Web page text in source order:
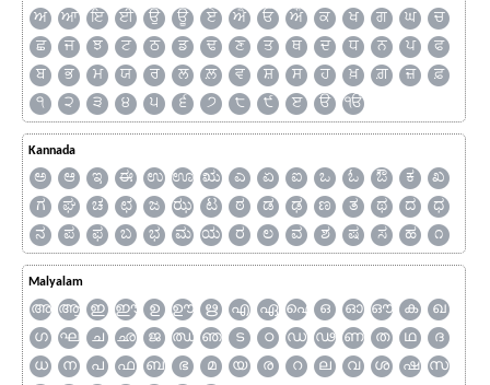
ਅ ਆ ਇ ਈ ਉ ਊ ਏ ਐ ਓ ਔ ਕ ਖ ਗ ਘ
ਚ
ਛ
ਜ ਝ ਟ ਠ ਡ ਢ ਣ ਤ ਥ ਦ ਧ ਨ ਪ
ਫ
ਬ
ਭ ਮ ਯ ਰ ਲ ਲ਼ ਵ ਸ਼ ਸ ਹ ਖ਼ ਗ਼ ਜ਼
ਫ਼
੧
੨ ੩ ੪ ੫ ੬ ੭ ੮ ੯ ੲ ੳ ੴ
Kannada
ಅ ಆ ಇ ಈ ಉ ಊ ಋ ಎ ಏ ಐ ಒ ಓ ಔ ಕ
ಖ
ಗ
ಘ ಚ ಛ ಜ ಝ ಟ ಠ ಡ ಢ ಣ ತ ಥ ದ
ಧ
ನ
ಪ ಫ ಬ ಭ ಮ ಯ ರ ಲ ವ ಶ ಷ ಸ ಹ ೧
Malyalam
അ ആ ഇ ഈ ഉ ഊ ഋ എ ഏ ഐ ഒ ഓ ഔ ക
ഖ
ഗ
ഘ ച ഛ ജ ഝ ഞ ട ഠ ഡ ഢ ണ ത ഥ
ദ
ധ
ന പ ഫ ബ ഭ മ യ ര റ ല വ ശ ഷ
സ